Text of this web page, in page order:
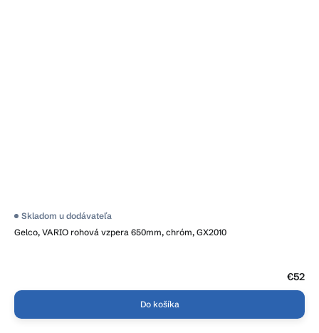
Gelco, VARIO rohová vzpera 650mm, chróm, GX2010
Skladom u dodávateľa
€52
Do košíka